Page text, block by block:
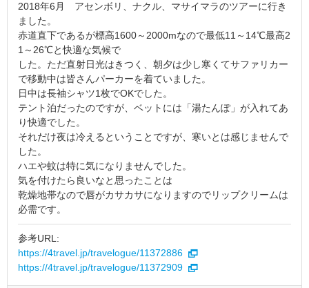
2018年6月 アセンボリ、ナクル、マサイマラのツアーに行き
ました。
赤道直下であるが標高1600～2000mなので最低11～14℃最高2
1～26℃と快適な気候で
した。ただ直射日光はきつく、朝夕は少し寒くてサファリカー
で移動中は皆さんパーカーを着ていました。
日中は長袖シャツ1枚でOKでした。
テント泊だったのですが、ベットには「湯たんぽ」が入れてあ
り快適でした。
それだけ夜は冷えるということですが、寒いとは感じませんで
した。
ハエや蚊は特に気になりませんでした。
気を付けたら良いなと思ったことは
乾燥地帯なので唇がカサカサになりますのでリップクリームは
必需です。
参考URL:
https://4travel.jp/travelogue/11372886
https://4travel.jp/travelogue/11372909